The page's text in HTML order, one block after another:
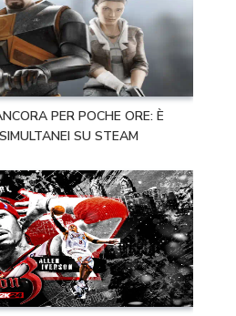
PER POCHE ORE: È
SU STEAM